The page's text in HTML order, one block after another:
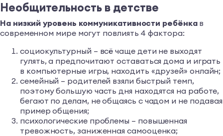
Необщительность в детстве
На низкий уровень коммуникативности ребёнкав
современном мире могут повлиять 4 фактора:
социокультурный – всё чаще дети не выходят
гулять, а предпочитают оставаться дома и играть
в компьютерные игры, находить «друзей» онлайн;
семейный – родителей взяли быстрый темп,
поэтому большую часть дня находятся на работе,
бегают по делам, не общаясь с чадом и не подавая
пример общения;
психологические проблемы – повышенная
тревожность, заниженная самооценка;